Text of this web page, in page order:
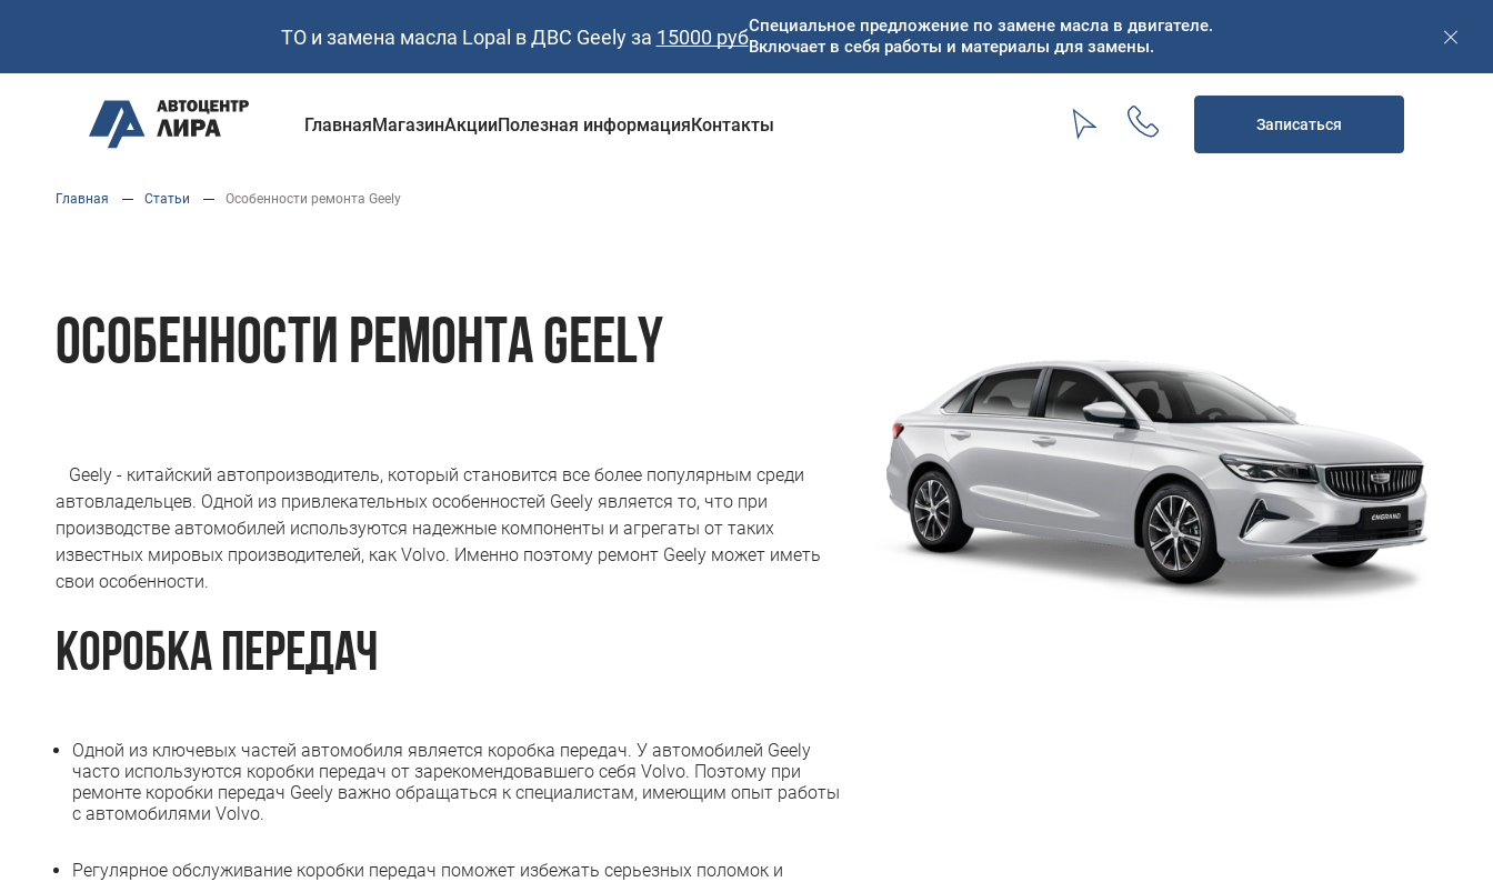
ТО и замена масла Lopal в ДВС Geely за 15000 рубСпециальное предложение по замене масла в двигателе.
Включает в себя работы и материалы для замены.
ГлавнаяМагазинАкцииПолезная информацияКонтакты Записаться
Главная Статьи Особенности ремонта Geely
ОСОБЕННОСТИ РЕМОНТА GEELY
Geely - китайский автопроизводитель, который становится все более популярным среди
автовладельцев. Одной из привлекательных особенностей Geely является то, что при
производстве автомобилей используются надежные компоненты и агрегаты от таких
известных мировых производителей, как Volvo. Именно поэтому ремонт Geely может иметь
свои особенности.
Коробка передач
Одной из ключевых частей автомобиля является коробка передач. У автомобилей Geely
часто используются коробки передач от зарекомендовавшего себя Volvo. Поэтому при
ремонте коробки передач Geely важно обращаться к специалистам, имеющим опыт работы
с автомобилями Volvo.
Регулярное обслуживание коробки передач поможет избежать серьезных поломок и